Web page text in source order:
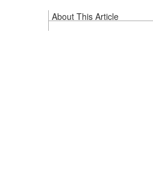
About This Article